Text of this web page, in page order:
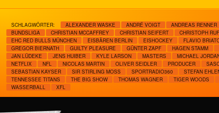
SCHLAGWÖRTER: ALEXANDER WASKE ANDRÉ VOIGT
ANDREAS RENNER
BUNDSLIGA
CHRISTIAN MCCAFFREY CHRISTIAN SEIFERT
CHRISTOPH RUF
EHC RED BULLS MÜNCHEN
EISBÄREN BERLIN EISHOCKEY
FLAVIO
GREGOR BIERNATH
GUILTY PLEASURE GÜNTER ZAPF
HAGEN STAMM
JAN LÜDEKE
JENS HUIBER KYLE LARSON MASTERS
MICHAEL
NETFLIX
NFL NICOLAS MARTIN OLIVER SEIDLER PRODUCER
SEBASTIAN KAYSER
SIR STIRLING MOSS SPORTRADIO360
STEFAN
TENNESSEE TITANS
THE BIG SHOW THOMAS WAGNER
TIGER WOODS
WASSERBALL
XFL